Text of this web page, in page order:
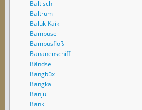
Baltisch
Baltrum
Baluk-Kaik
Bambuse
Bambusfloß
Bananenschiff
Bändsel
Bangbüx
Bangka
Banjul
Bank